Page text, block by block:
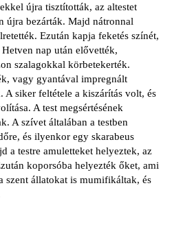
újra tisztították, az altestet
újra bezárták. Majd nátronnal
Ezután kapja feketés színét,
nap után elővették,
szalagokkal körbetekerték.
vagy gyantával impregnált
A siker feltétele a kiszárítás volt, és
A test megsértésének
A szívet általában a testben
és ilyenkor egy skarabeus
a testre amuletteket helyeztek, az
koporsóba helyezték őket, ami
szent állatokat is mumifikáltak, és